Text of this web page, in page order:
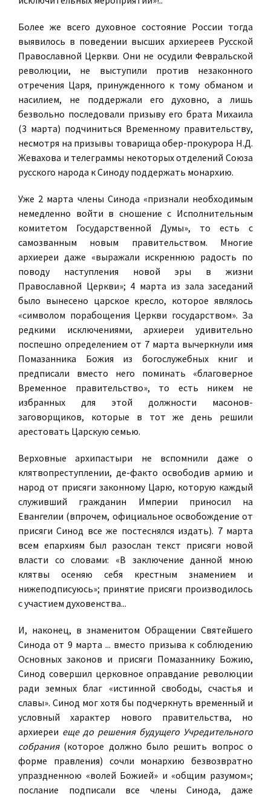
Более же всего духовное состояние России тогда
выявилось в поведении высших архиереев Русской
Православной Церкви. Они не осудили Февральской
революции, не выступили против незаконного
отречения Царя, принужденного к тому обманом и
насилием, не поддержали его духовно, а лишь
безвольно последовали призыву его брата Михаила
(3 марта) подчиниться Временному правительству,
несмотря на призывы товарища обер-прокурора Н.Д.
Жевахова и телеграммы некоторых отделений Союза
русского народа к Синоду поддержать монархию.
Уже 2 марта члены Синода «признали необходимым
немедленно войти в сношение с Исполнительным
комитетом Государственной Думы», то есть с
самозванным новым правительством. Многие
архиереи даже «выражали искреннюю радость по
поводу наступления новой эры в жизни
Православной Церкви»; 4 марта из зала заседаний
было вынесено царское кресло, которое являлось
«символом порабощения Церкви государством». За
редкими исключениями, архиереи удивительно
поспешно определением от 7 марта вычеркнули имя
Помазанника Божия из богослужебных книг и
предписали вместо него поминать «благоверное
Временное правительство», то есть никем не
избранных для этой должности масонов-
заговорщиков, которые в тот же день решили
арестовать Царскую семью.
Верховные архипастыри не вспомнили даже о
клятвопреступлении, де-факто освободив армию и
народ от присяги законному Царю, которую каждый
служивший гражданин Империи приносил на
Евангелии (впрочем, официальное освобождение от
присяги Синод все же постеснялся издать). 7 марта
всем епархиям был разослан текст присяги новой
власти со словами: «В заключение данной мною
клятвы осеняю себя крестным знамением и
нижеподписуюсь»; принятие присяги производилось
с участием духовенства...
И, наконец, в знаменитом Обращении Святейшего
Синода от 9 марта ... вместо призыва к соблюдению
Основных законов и присяги Помазаннику Божию,
Синод совершил церковное оправдание революции
ради земных благ «истинной свободы, счастья и
славы». Синод мог хотя бы подчеркнуть временный и
условный характер нового правительства, но
архиереи еще до решения будущего Учредительного
собрания(которое должно было решить вопрос о
форме правления) сочли монархию безвозвратно
упраздненною «волей Божией» и «общим разумом»;
послание подписали все члены Синода, даже